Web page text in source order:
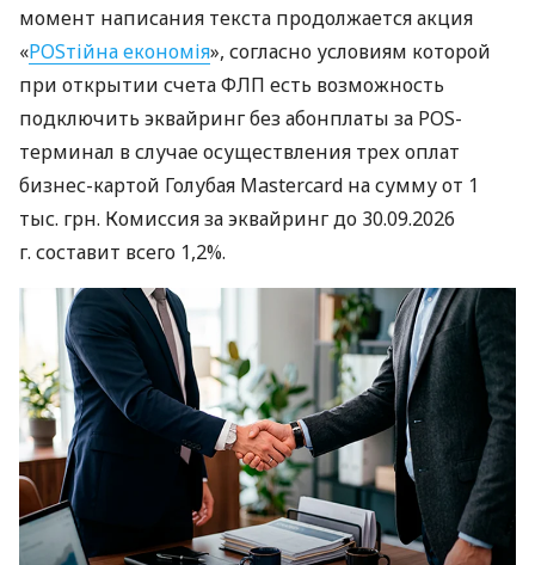
момент написания текста продолжается акция
«POSтійна економія», согласно условиям которой
при открытии счета ФЛП есть возможность
подключить эквайринг без абонплаты за POS-
терминал в случае осуществления трех оплат
бизнес-картой Голубая Mastercard на сумму от 1
тыс. грн. Комиссия за эквайринг до 30.09.2026
г. составит всего 1,2%.